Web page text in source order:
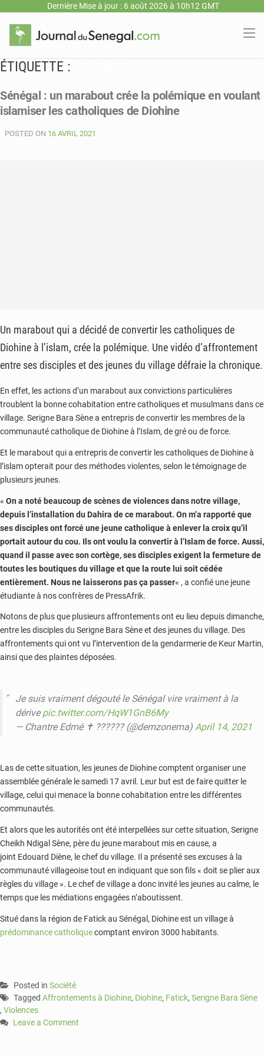
Dernière Mise à jour : 6 août 2026 à 10h12 GMT
ÉTIQUETTE :
Sénégal : un marabout crée la polémique en voulant
islamiser les catholiques de Diohine
POSTED ON 16 AVRIL 2021
Un marabout qui a décidé de convertir les catholiques de
Diohine à l’islam, crée la polémique. Une vidéo d’affrontement
entre ses disciples et des jeunes du village défraie la chronique.
En effet, les actions d’un marabout aux convictions particulières
troublent la bonne cohabitation entre catholiques et musulmans dans ce
village. Serigne Bara Sène a entrepris de convertir les membres de la
communauté catholique de Diohine à l’Islam, de gré ou de force.
Et le marabout qui a entrepris de convertir les catholiques de Diohine à
l’islam opterait pour des méthodes violentes, selon le témoignage de
plusieurs jeunes.
« On a noté beaucoup de scènes de violences dans notre village,
depuis l’installation du Dahira de ce marabout. On m’a rapporté que
ses disciples ont forcé une jeune catholique à enlever la croix qu’il
portait autour du cou. Ils ont voulu la convertir à l’Islam de force. Aussi,
quand il passe avec son cortège, ses disciples exigent la fermeture de
toutes les boutiques du village et que la route lui soit cédée
entièrement. Nous ne laisserons pas ça passer« , a confié une jeune
étudiante à nos confrères de PressAfrik.
Notons de plus que plusieurs affrontements ont eu lieu depuis dimanche,
entre les disciples du Serigne Bara Sène et des jeunes du village. Des
affrontements qui ont vu l’intervention de la gendarmerie de Keur Martin,
ainsi que des plaintes déposées.
Je suis vraiment dégouté le Sénégal vire vraiment à la
dérivepic.twitter.com/HqW1GnB6My
— Chantre Edmé ✝️ ?????? (@demzonema) April 14, 2021
Las de cette situation, les jeunes de Diohine comptent organiser une
assemblée générale le samedi 17 avril. Leur but est de faire quitter le
village, celui qui menace la bonne cohabitation entre les différentes
communautés.
Et alors que les autorités ont été interpellées sur cette situation, Serigne
Cheikh Ndigal Sène, père du jeune marabout mis en cause, a
joint Edouard Diène, le chef du village. Il a présenté ses excuses à la
communauté villageoise tout en indiquant que son fils « doit se plier aux
règles du village ». Le chef de village a donc invité les jeunes au calme, le
temps que les médiations engagées n’aboutissent.
Situé dans la région de Fatick au Sénégal, Diohine est un village à
prédominance catholiquecomptant environ 3000 habitants.
Posted in Société
Tagged Affrontements à Diohine, Diohine, Fatick, Serigne Bara Sène
, Violences
Leave a Comment